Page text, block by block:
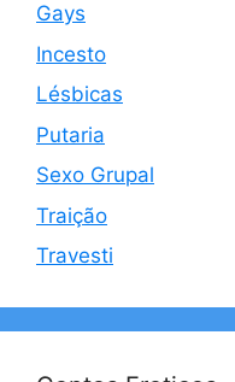
Gays
Incesto
Lésbicas
Putaria
Sexo Grupal
Traição
Travesti